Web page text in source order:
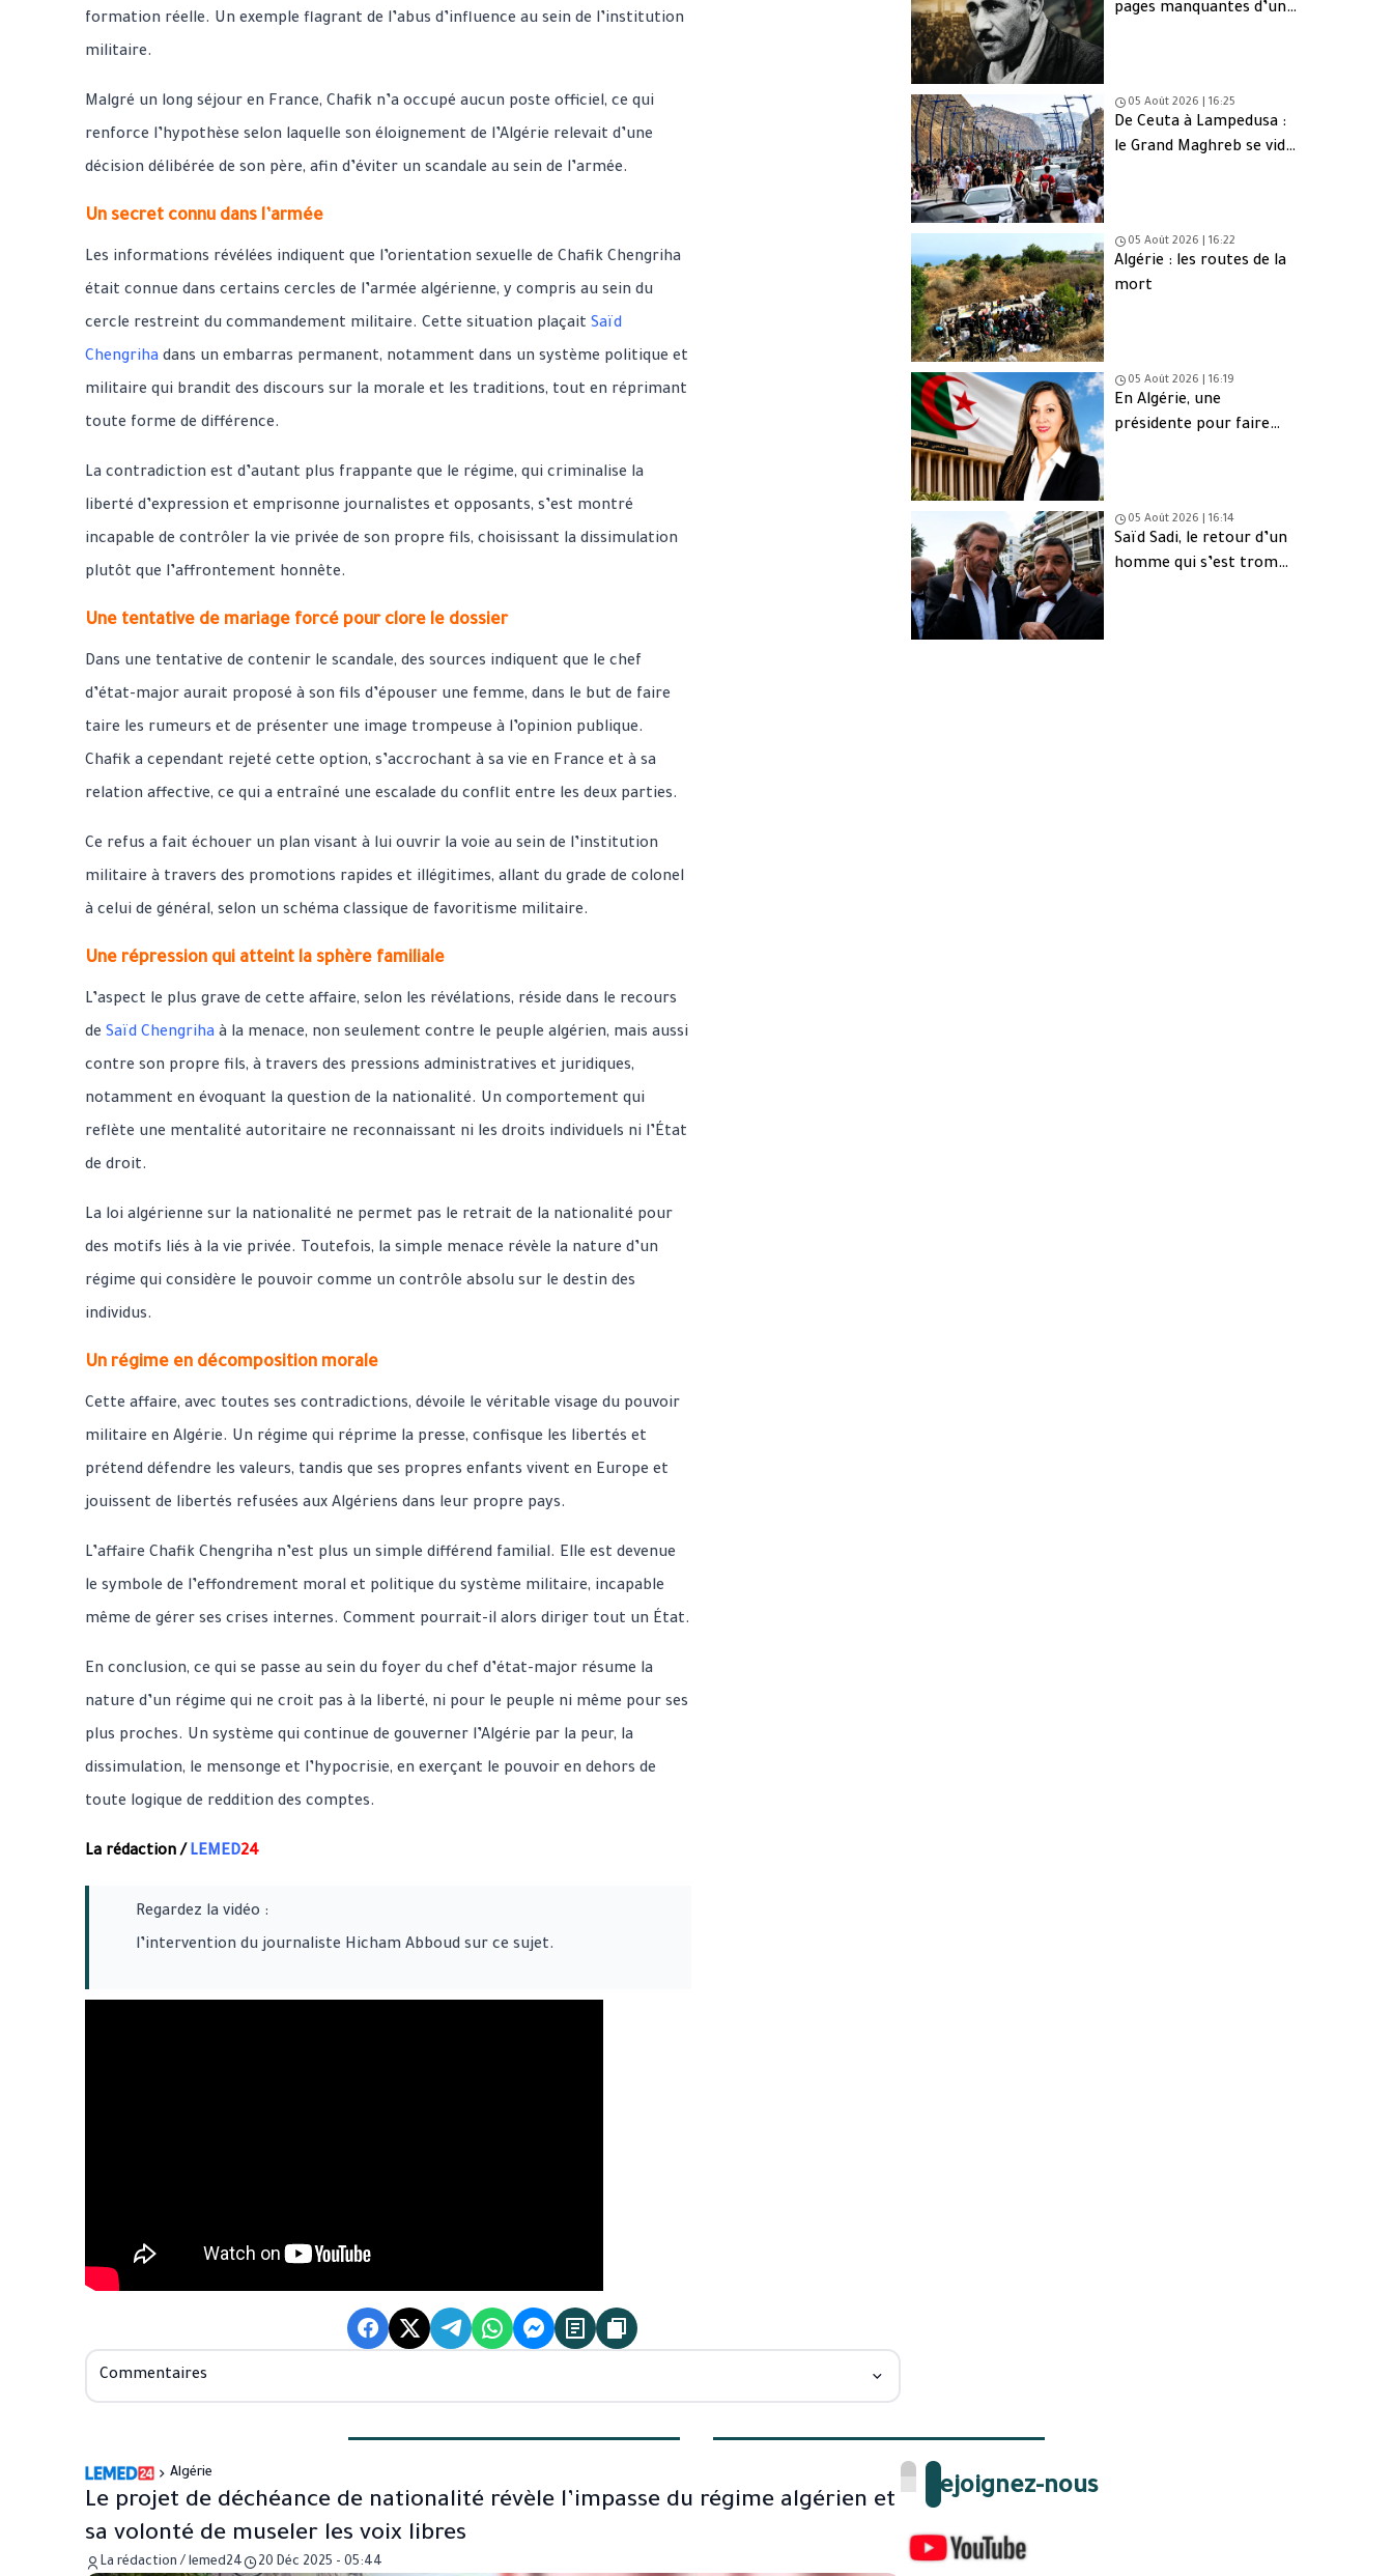
formation réelle. Un exemple flagrant de l’abus d’influence au sein de l’institution
militaire.
Malgré un long séjour en France, Chafik n’a occupé aucun poste officiel, ce qui
renforce l’hypothèse selon laquelle son éloignement de l’Algérie relevait d’une
décision délibérée de son père, afin d’éviter un scandale au sein de l’armée.
Un secret connu dans l’armée
Les informations révélées indiquent que l’orientation sexuelle de Chafik Chengriha
était connue dans certains cercles de l’armée algérienne, y compris au sein du
cercle restreint du commandement militaire. Cette situation plaçait Saïd
Chengriha dans un embarras permanent, notamment dans un système politique et
militaire qui brandit des discours sur la morale et les traditions, tout en réprimant
toute forme de différence.
La contradiction est d’autant plus frappante que le régime, qui criminalise la
liberté d’expression et emprisonne journalistes et opposants, s’est montré
incapable de contrôler la vie privée de son propre fils, choisissant la dissimulation
plutôt que l’affrontement honnête.
Une tentative de mariage forcé pour clore le dossier
Dans une tentative de contenir le scandale, des sources indiquent que le chef
d’état-major aurait proposé à son fils d’épouser une femme, dans le but de faire
taire les rumeurs et de présenter une image trompeuse à l’opinion publique.
Chafik a cependant rejeté cette option, s’accrochant à sa vie en France et à sa
relation affective, ce qui a entraîné une escalade du conflit entre les deux parties.
Ce refus a fait échouer un plan visant à lui ouvrir la voie au sein de l’institution
militaire à travers des promotions rapides et illégitimes, allant du grade de colonel
à celui de général, selon un schéma classique de favoritisme militaire.
Une répression qui atteint la sphère familiale
L’aspect le plus grave de cette affaire, selon les révélations, réside dans le recours
de Saïd Chengriha à la menace, non seulement contre le peuple algérien, mais aussi
contre son propre fils, à travers des pressions administratives et juridiques,
notamment en évoquant la question de la nationalité. Un comportement qui
reflète une mentalité autoritaire ne reconnaissant ni les droits individuels ni l’État
de droit.
La loi algérienne sur la nationalité ne permet pas le retrait de la nationalité pour
des motifs liés à la vie privée. Toutefois, la simple menace révèle la nature d’un
régime qui considère le pouvoir comme un contrôle absolu sur le destin des
individus.
Un régime en décomposition morale
Cette affaire, avec toutes ses contradictions, dévoile le véritable visage du pouvoir
militaire en Algérie. Un régime qui réprime la presse, confisque les libertés et
prétend défendre les valeurs, tandis que ses propres enfants vivent en Europe et
jouissent de libertés refusées aux Algériens dans leur propre pays.
L’affaire Chafik Chengriha n’est plus un simple différend familial. Elle est devenue
le symbole de l’effondrement moral et politique du système militaire, incapable
même de gérer ses crises internes. Comment pourrait-il alors diriger tout un État.
En conclusion, ce qui se passe au sein du foyer du chef d’état-major résume la
nature d’un régime qui ne croit pas à la liberté, ni pour le peuple ni même pour ses
plus proches. Un système qui continue de gouverner l’Algérie par la peur, la
dissimulation, le mensonge et l’hypocrisie, en exerçant le pouvoir en dehors de
toute logique de reddition des comptes.
La rédaction / LEMED24
Regardez la vidéo :
l’intervention du journaliste Hicham Abboud sur ce sujet.
Commentaires
pages manquantes d’une
05 Août 2026 | 16:25
De Ceuta à Lampedusa :
le Grand Maghreb se vide
05 Août 2026 | 16:22
Algérie : les routes de la
mort
05 Août 2026 | 16:19
En Algérie, une
présidente pour faire
05 Août 2026 | 16:14
Saïd Sadi, le retour d’un
homme qui s’est trompé
Algérie
Le projet de déchéance de nationalité révèle l’impasse du régime algérien et
sa volonté de museler les voix libres
La rédaction / lemed24 20 Déc 2025 - 05:44
Rejoignez-nous